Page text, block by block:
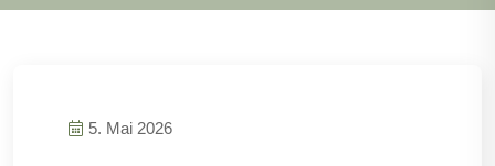
5. Mai 2026